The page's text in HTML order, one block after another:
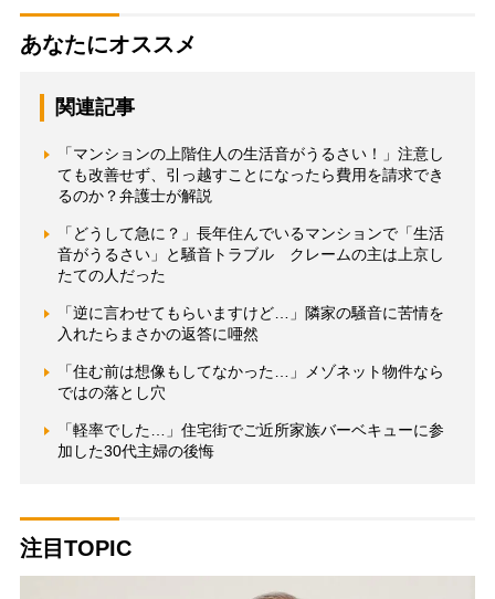
あなたにオススメ
関連記事
「マンションの上階住人の生活音がうるさい！」注意し
ても改善せず、引っ越すことになったら費用を請求でき
るのか？弁護士が解説
「どうして急に？」長年住んでいるマンションで「生活
音がうるさい」と騒音トラブル クレームの主は上京し
たての人だった
「逆に言わせてもらいますけど…」隣家の騒音に苦情を
入れたらまさかの返答に唖然
「住む前は想像もしてなかった…」メゾネット物件なら
ではの落とし穴
「軽率でした…」住宅街でご近所家族バーベキューに参
加した30代主婦の後悔
注目TOPIC